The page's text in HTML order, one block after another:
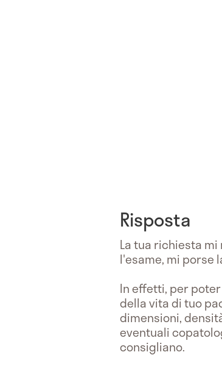
Risposta
La tua richiesta
l'esame, mi porse
In effetti, per
della vita di tuo
dimensioni,
eventuali
consigliano.